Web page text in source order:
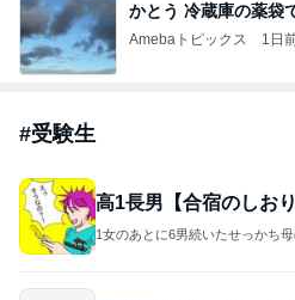
かとう 冷蔵庫の薬袋
Amebaトピックス 1日
#受験生
高1長男【合宿のしお
1女のあとに6男続いたせっかち